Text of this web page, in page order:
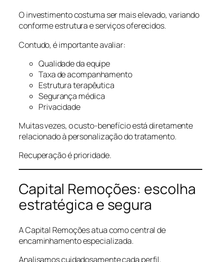
O investimento costuma ser mais elevado, variando
conforme estrutura e serviços oferecidos.
Contudo, é importante avaliar:
Qualidade da equipe
Taxa de acompanhamento
Estrutura terapêutica
Segurança médica
Privacidade
Muitas vezes, o custo-benefício está diretamente
relacionado à personalização do tratamento.
Recuperação é prioridade.
Capital Remoções: escolha
estratégica e segura
A Capital Remoções atua como central de
encaminhamento especializada.
Analisamos cuidadosamente cada perfil.